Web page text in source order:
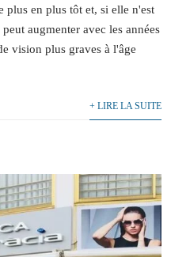
plus en plus tôt et, si elle n'est
augmenter avec les années
vision plus graves à l'âge
+ LIRE LA SUITE